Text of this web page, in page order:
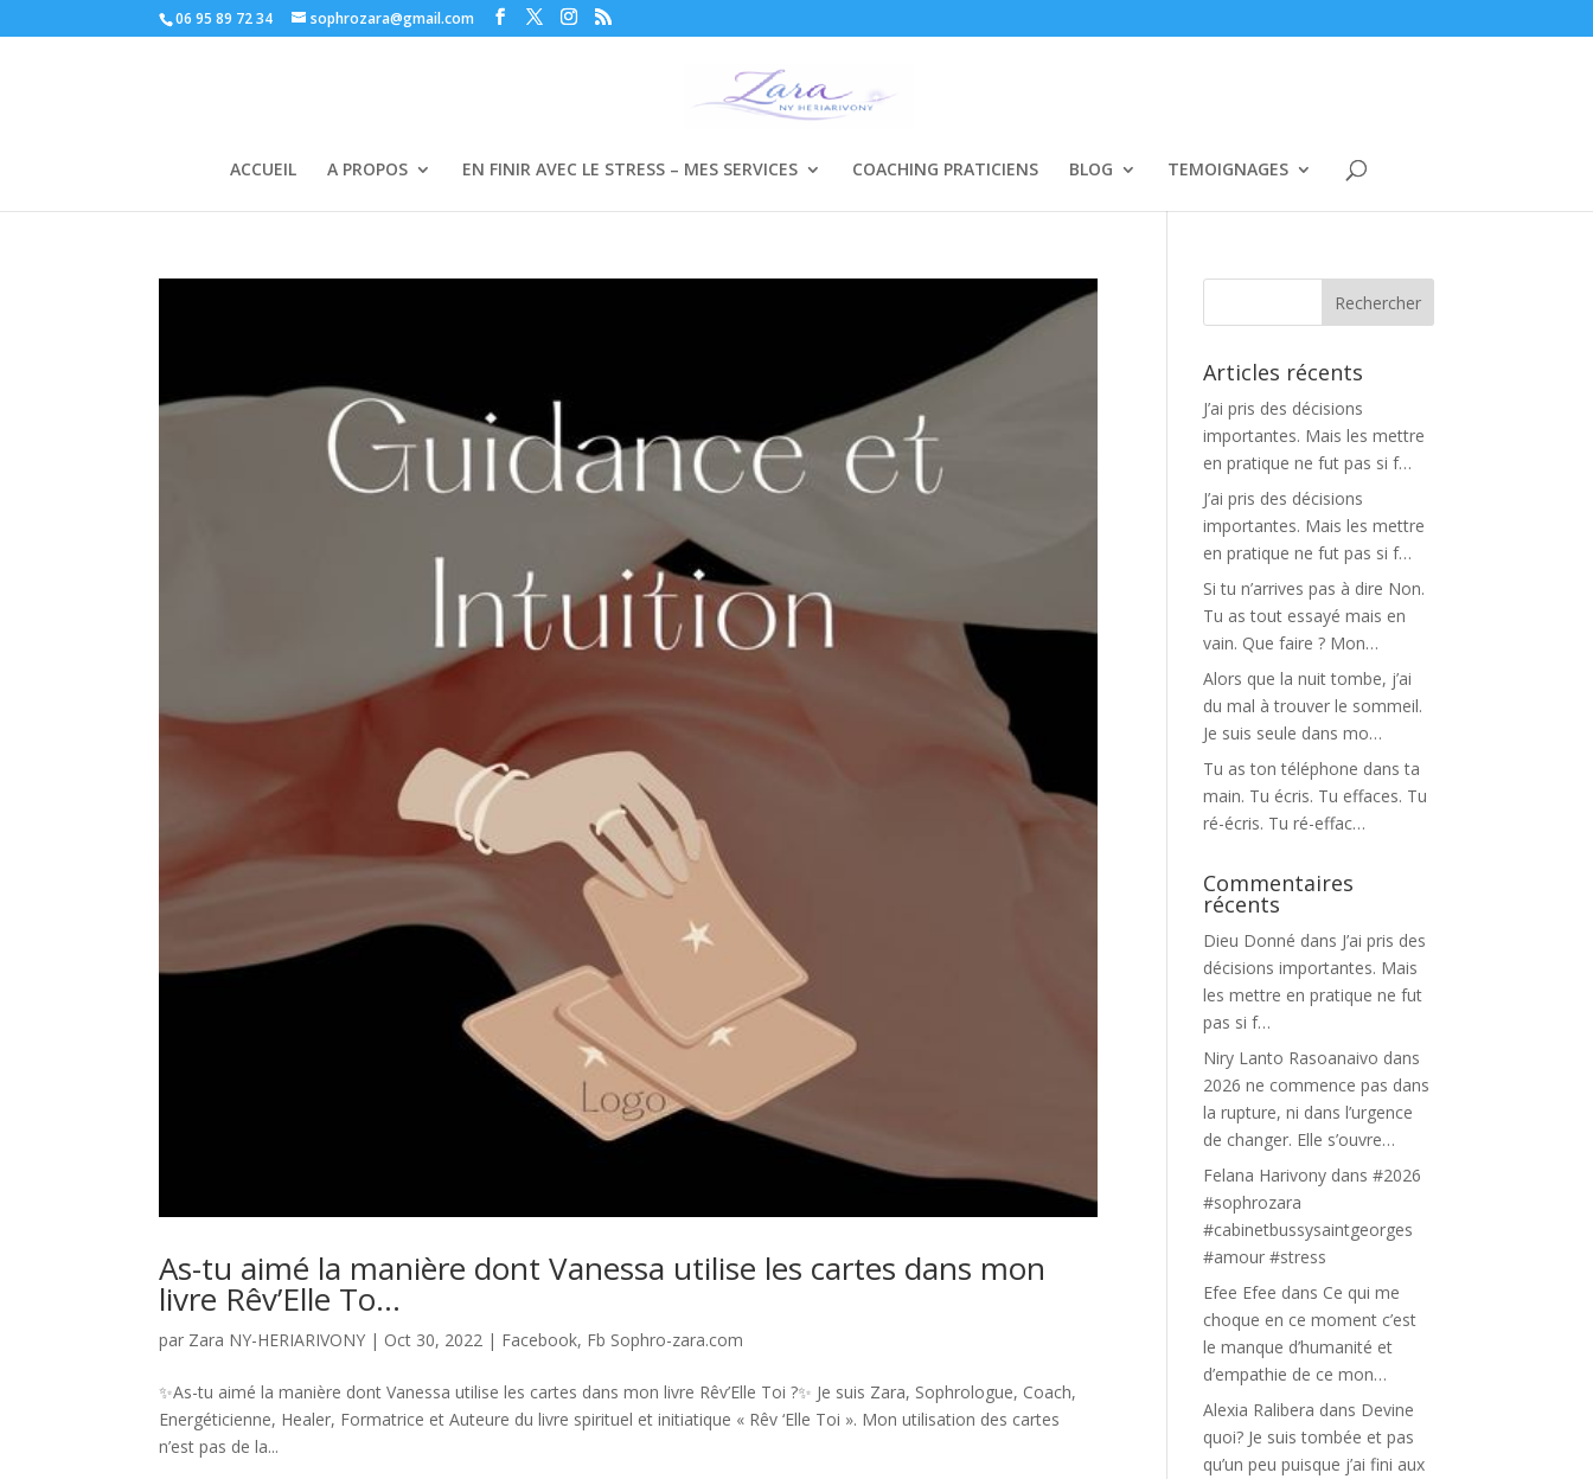
06 95 89 72 34 sophrozara@gmail.com
ACCUEIL A PROPOS EN FINIR AVEC LE STRESS – MES SERVICES COACHING PRATICIENS BLOG TEMOIGNAGES
As-tu aimé la manière dont Vanessa utilise les cartes dans mon
livre Rêv’Elle To…
par Zara NY-HERIARIVONY | Oct 30, 2022 | Facebook, Fb Sophro-zara.com
✨As-tu aimé la manière dont Vanessa utilise les cartes dans mon livre Rêv’Elle Toi ?✨ Je suis Zara, Sophrologue, Coach,
Energéticienne, Healer, Formatrice et Auteure du livre spirituel et initiatique « Rêv ‘Elle Toi ». Mon utilisation des cartes
n’est pas de la...
Articles récents
J’ai pris des décisions
importantes. Mais les mettre
en pratique ne fut pas si f…
J’ai pris des décisions
importantes. Mais les mettre
en pratique ne fut pas si f…
Si tu n’arrives pas à dire Non.
Tu as tout essayé mais en
vain. Que faire ? Mon…
Alors que la nuit tombe, j’ai
du mal à trouver le sommeil.
Je suis seule dans mo…
Tu as ton téléphone dans ta
main. Tu écris. Tu effaces. Tu
ré-écris. Tu ré-effac…
Commentaires
récents
Dieu Donné dans J’ai pris des
décisions importantes. Mais
les mettre en pratique ne fut
pas si f…
Niry Lanto Rasoanaivo dans
2026 ne commence pas dans
la rupture, ni dans l’urgence
de changer. Elle s’ouvre…
Felana Harivony dans#2026
#sophrozara
#cabinetbussysaintgeorges
#amour #stress
Efee Efee dans Ce qui me
choque en ce moment c’est
le manque d’humanité et
d’empathie de ce mon…
Alexia Ralibera dans Devine
quoi? Je suis tombée et pas
qu’un peu puisque j’ai fini aux